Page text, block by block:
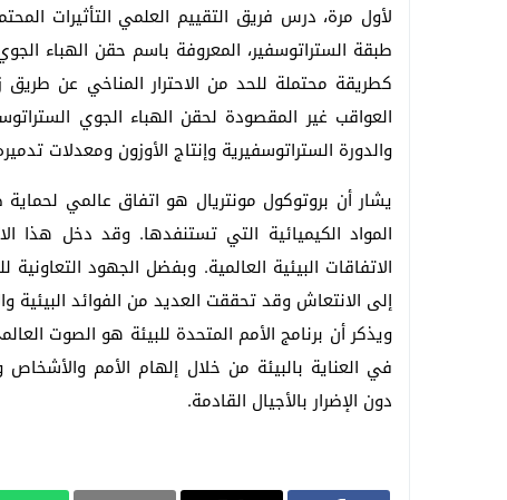
لأول مرة، درس فريق التقييم العلمي التأثيرات
طبقة الستراتوسفير، المعروفة باسم حقن الهباء
كطريقة محتملة للحد من الاحترار المناخي عن
العواقب غير المقصودة لحقن الهباء الجوي
والدورة الستراتوسفيرية وإنتاج الأوزون ومعدلات
يشار أن بروتوكول مونتريال هو اتفاق عالمي
الاتفاقات البيئية العالمية. وبفضل الجهود
إلى الانتعاش وقد تحققت العديد من الفوائد البيئية
ويذكر أن برنامج الأمم المتحدة للبيئة هو الصوت
في العناية بالبيئة من خلال إلهام الأمم
دون الإضرار بالأجيال القادمة.